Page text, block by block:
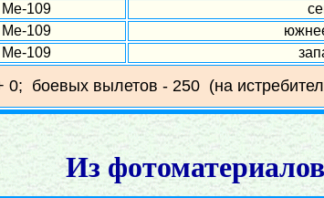
109
109
109
0; боевых вылетов - 250 (на
Из